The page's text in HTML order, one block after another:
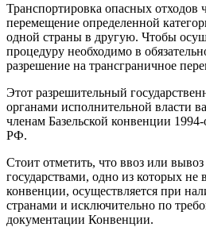
Транспортировка опасных отходов
перемещение определенной
одной страны в другую. Чтобы
процедуру необходимо в
разрешение на трансграничное
Этот разрешительный
органами исполнительной власти
членам Базельской конвенции
РФ.
Стоит отметить, что ввоз или
государствами, одно из которых не
конвенции, осуществляется при
странами и исключительно по
документации Конвенции.